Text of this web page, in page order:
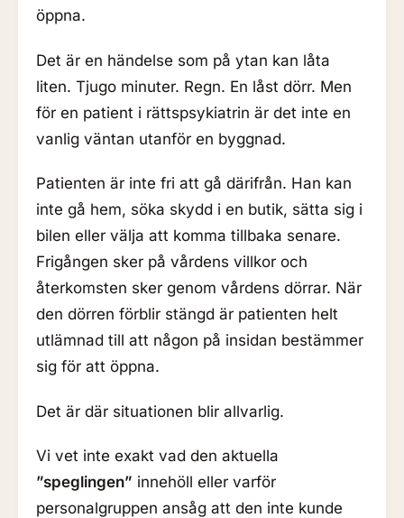
öppna.
Det är en händelse som på ytan kan låta
liten. Tjugo minuter. Regn. En låst dörr. Men
för en patient i rättspsykiatrin är det inte en
vanlig väntan utanför en byggnad.
Patienten är inte fri att gå därifrån. Han kan
inte gå hem, söka skydd i en butik, sätta sig i
bilen eller välja att komma tillbaka senare.
Frigången sker på vårdens villkor och
återkomsten sker genom vårdens dörrar. När
den dörren förblir stängd är patienten helt
utlämnad till att någon på insidan bestämmer
sig för att öppna.
Det är där situationen blir allvarlig.
Vi vet inte exakt vad den aktuella
”speglingen” innehöll eller varför
personalgruppen ansåg att den inte kunde